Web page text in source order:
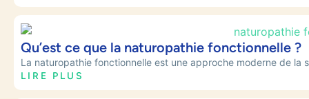
Qu’est ce que la naturopathie fonctionnelle ?
La naturopathie fonctionnelle est une approche moderne de la
LIRE PLUS